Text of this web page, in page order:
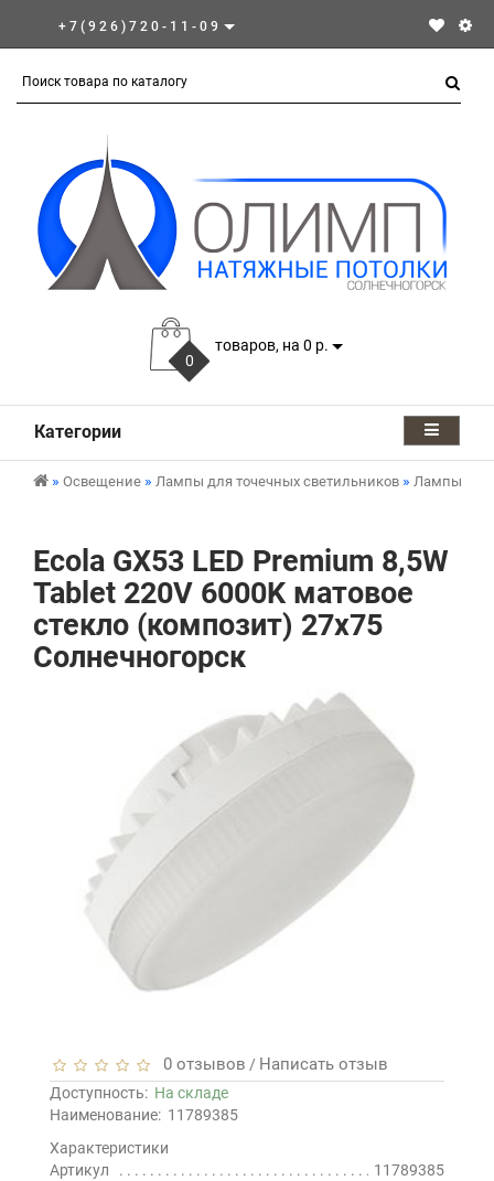
+7(926)720-11-09
0
товаров, на 0 р.
Категории
Освещение Лампы для точечных светильников Лампы
Ecola GX53 LED Premium 8,5W
Tablet 220V 6000K матовое
стекло (композит) 27x75
Солнечногорск
0 отзывов / Написать отзыв
Доступность: На складе
Наименование: 11789385
Характеристики
Артикул
11789385